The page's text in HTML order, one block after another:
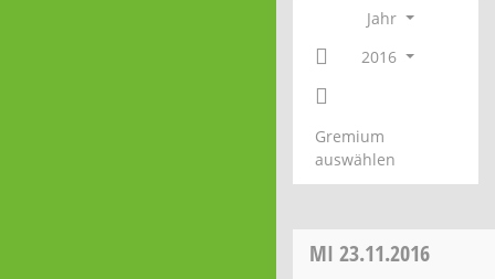
Jahr
2016
Gremium
auswählen
MI 23.11.2016